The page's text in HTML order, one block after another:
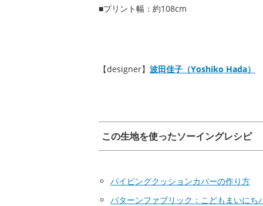
■プリント幅：約108cm
【designer】 波田佳子（Yoshiko Hada）
この生地を使ったソーイングレシピ
パイピングクッションカバーの作り方
パターンファブリック：こどもまいにち